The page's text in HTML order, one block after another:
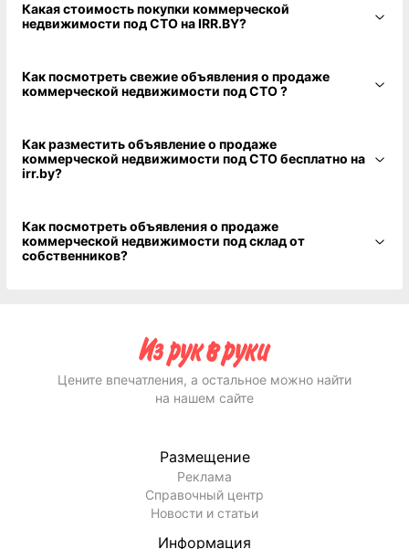
Какая стоимость покупки коммерческой
недвижимости под СТО на IRR.BY?
Как посмотреть свежие объявления о продаже
коммерческой недвижимости под СТО ?
Как разместить объявление о продаже
коммерческой недвижимости под СТО бесплатно на
irr.by?
Как посмотреть объявления о продаже
коммерческой недвижимости под склад от
собственников?
Цените впечатления, а остальное можно найти
на нашем сайте
Размещение
Реклама
Справочный центр
Новости и статьи
Информация